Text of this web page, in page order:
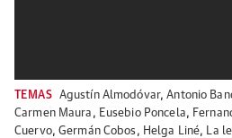
TEMAS Agustín Almodóvar,Antonio
Carmen Maura , Eusebio Poncela,
Cuervo,Germán Cobos, Helga Liné, La